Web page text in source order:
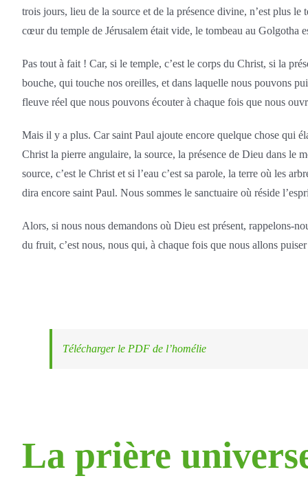
trois jours, lieu de la source et de la présence divine, n’est plus
cœur du temple de Jérusalem était vide, le tombeau au Golgotha
Pas tout à fait ! Car, si le temple, c’est le corps du Christ, si la
bouche, qui touche nos oreilles, et dans laquelle nous pouvons
fleuve réel que nous pouvons écouter à chaque fois que nous
Mais il y a plus. Car saint Paul ajoute encore quelque chose qui
Christ la pierre angulaire, la source, la présence de Dieu dans le
source, c’est le Christ et si l’eau c’est sa parole, la terre où les
dira encore saint Paul. Nous sommes le sanctuaire où réside
Alors, si nous nous demandons où Dieu est présent, rappelons-
du fruit, c’est nous, nous qui, à chaque fois que nous allons
Télécharger le PDF de l’homélie
La prière